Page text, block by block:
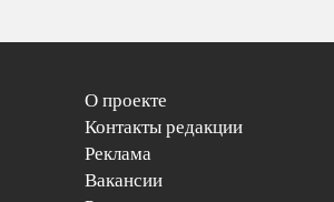
О проекте
Контакты редакции
Реклама
Вакансии